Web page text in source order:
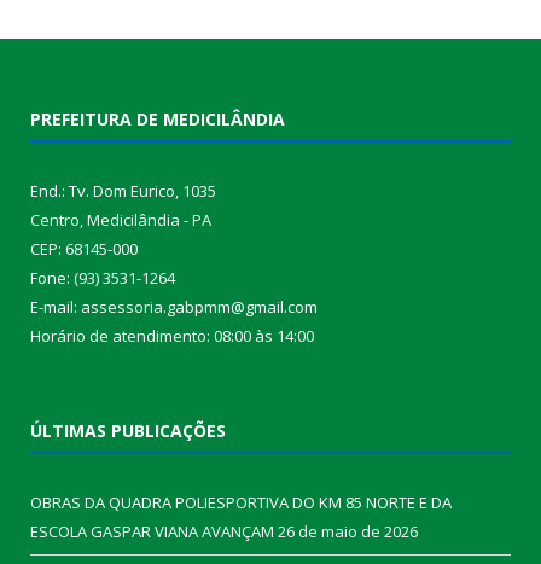
PREFEITURA DE MEDICILÂNDIA
End.: Tv. Dom Eurico, 1035
Centro, Medicilândia - PA
CEP: 68145-000
Fone: (93) 3531-1264
E-mail: assessoria.gabpmm@gmail.com
Horário de atendimento: 08:00 às 14:00
ÚLTIMAS PUBLICAÇÕES
OBRAS DA QUADRA POLIESPORTIVA DO KM 85 NORTE E DA
ESCOLA GASPAR VIANA AVANÇAM 26 de maio de 2026